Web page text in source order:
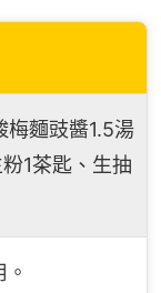
麵豉醬1.5湯
1茶匙、生抽